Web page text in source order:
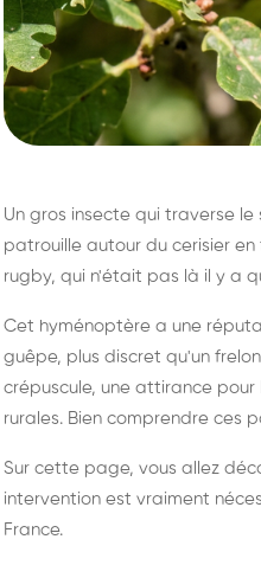
Destruction de nid
frelons asiatiques :
intervention partout
France
Un gros insecte qui traverse
patrouille autour du cerisier
rugby, qui n'était pas là il y a
Cet hyménoptère a une
guêpe, plus discret qu'un
crépuscule, une attirance pour
rurales. Bien comprendre ces
Sur cette page, vous allez
intervention est vraiment
France.